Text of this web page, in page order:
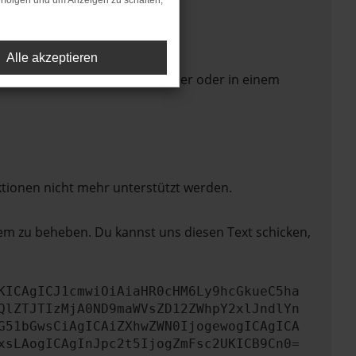
in einem anderen Browser oder in einem
nicht mehr unterstützt werden.
zu beheben. Du kannst uns diesen Text schicken,
Alle akzeptieren